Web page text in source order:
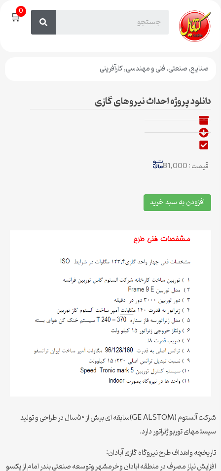
🛒0
صنایع,صنعتی,فنی و مهندسی,کارآفرینی
دانلود پروژه احداث نیروهای گازی
قیمت : 81,000
افزودن به سبد خرید
شرکت آلستوم (GE ALSTOM)سابقه ای بیش از ۵۰سال در طراحی و تولید
سیستمهای توربو ژنراتور دارد.
تاریخچه واهداف طرح نیروگاه گازی آبادان:
افزایش نیاز مصرف در منطقه ابادان وخرمشهر وتوسعه صنعتی بندر امام از یکسو